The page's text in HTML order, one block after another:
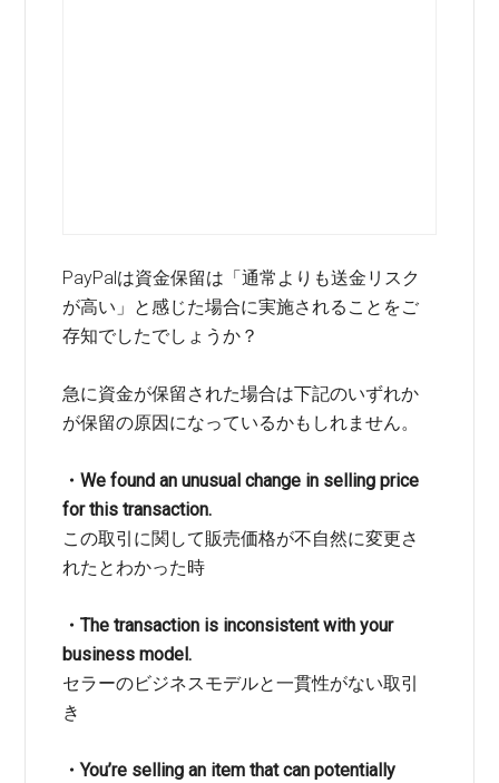
PayPalは資金保留は「通常よりも送金リスク
が高い」と感じた場合に実施されることをご
存知でしたでしょうか？
急に資金が保留された場合は下記のいずれか
が保留の原因になっているかもしれません。
・We found an unusual change in selling price
for this transaction.
この取引に関して販売価格が不自然に変更さ
れたとわかった時
・The transaction is inconsistent with your
business model.
セラーのビジネスモデルと一貫性がない取引
き
・You’re selling an item that can potentially